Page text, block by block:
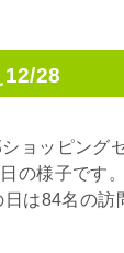
12/28
ョッピング
の様子です
は84名の訪